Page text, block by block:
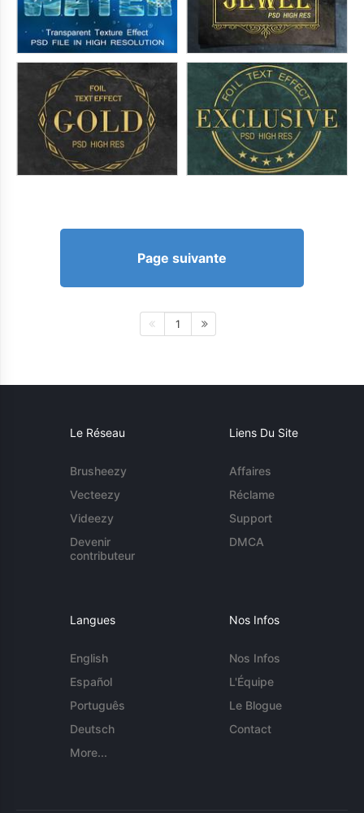
Page suivante
1
Le Réseau
Brusheezy
Vecteezy
Videezy
Devenir
contributeur
Liens Du Site
Affaires
Réclame
Support
DMCA
Langues
English
Español
Português
Deutsch
More...
Nos Infos
Nos Infos
L'Équipe
Le Blogue
Contact